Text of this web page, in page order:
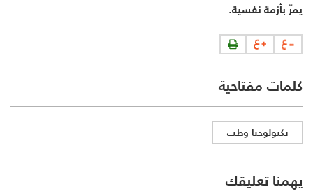
يمرّ بأزمة نفسية.
كلمات مفتاحية
تكنولوجيا وطب
يهمنا تعليقك